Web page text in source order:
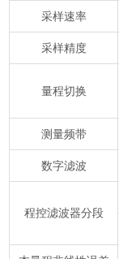
采样速率
采样精度
量程切换
测量频带
数字滤波
程控滤波器分段